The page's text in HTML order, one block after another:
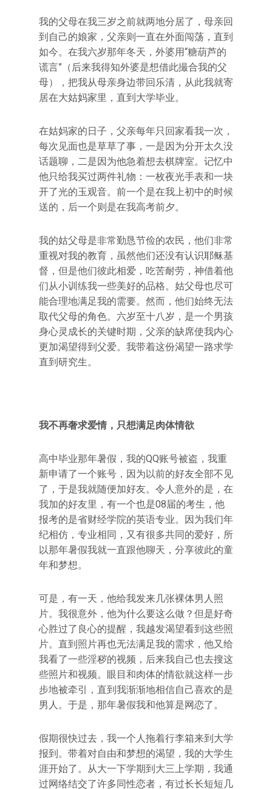
我的父母在我三岁之前就两地分居了，母亲回
到自己的娘家，父亲则一直在外面闯荡，直到
如今。在我六岁那年冬天，外婆用“糖葫芦的
谎言”（后来我得知外婆是想借此撮合我的父
母），把我从母亲身边带回乐清，从此我就寄
居在大姑妈家里，直到大学毕业。
在姑妈家的日子，父亲每年只回家看我一次，
每次见面也是草草了事，一是因为分开太久没
话题聊，二是因为他急着想去棋牌室。记忆中
他只给我买过两件礼物：一枚夜光手表和一块
开了光的玉观音。前一个是在我上初中的时候
送的，后一个则是在我高考前夕。
我的姑父母是非常勤恳节俭的农民，他们非常
重视对我的教育，虽然他们还没有认识耶稣基
督，但是他们彼此相爱，吃苦耐劳，神借着他
们从小训练我一些美好的品格。姑父母也尽可
能合理地满足我的需要。然而，他们始终无法
取代父母的角色。六岁至十八岁，是一个男孩
身心灵成长的关键时期，父亲的缺席使我内心
更加渴望得到父爱。我带着这份渴望一路求学
直到研究生。
我不再奢求爱情，只想满足肉体情欲
高中毕业那年暑假，我的QQ账号被盗，我重
新申请了一个账号，因为以前的好友全部不见
了，于是我就随便加好友。令人意外的是，在
我加的好友里，有一个也是08届的考生，他
报考的是省财经学院的英语专业。因为我们年
纪相仿，专业相同，又有很多共同的爱好，所
以那年暑假我就一直跟他聊天，分享彼此的童
年和梦想。
可是，有一天，他给我发来几张裸体男人照
片。我很意外，他为什么要这么做？但是好奇
心胜过了良心的提醒，我越发渴望看到这些照
片。直到照片再也无法满足我的需求，他又给
我看了一些淫秽的视频，后来我自己也去搜这
些照片和视频。眼目和肉体的情欲就这样一步
步地被牵引，直到我渐渐地相信自己喜欢的是
男人。于是，那年暑假我和他算是网恋了。
假期很快过去，我一个人拖着行李箱来到大学
报到。带着对自由和梦想的渴望，我的大学生
涯开始了。从大一下学期到大三上学期，我通
过网络结交了许多同性恋者，有过长长短短几